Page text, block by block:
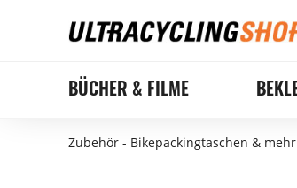
BÜCHER & FILME
Zubehör - Bikepackingtaschen & mehr